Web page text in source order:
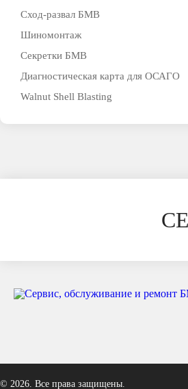
Сход-развал БМВ
Шиномонтаж
Секретки БМВ
Диагностическая карта для ОСАГО
Walnut Shell Blasting
© 2026. Все права защищены.